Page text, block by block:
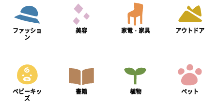
ファッショ
ン
美容 家電・家具 アウトドア
ベビーキッ
ズ
書籍 植物 ペット